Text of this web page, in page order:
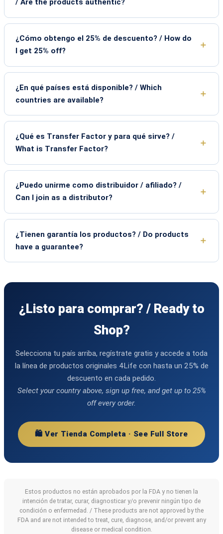
/ Are the products authentic?
¿Cómo obtengo el 25% de descuento? / How do
I get 25% off?
¿En qué países está disponible? / Which
countries are available?
¿Qué es Transfer Factor y para qué sirve? /
What is Transfer Factor?
¿Puedo unirme como distribuidor / afiliado? /
Can I join as a distributor?
¿Tienen garantía los productos? / Do products
have a guarantee?
¿Listo para comprar? / Ready to
Shop?
Selecciona tu país arriba, regístrate gratis y accede a toda
la línea de productos originales 4Life con hasta un 25% de
descuento en cada pedido.
Select your country above, sign up free, and get up to 25%
off every order.
🛍️ Ver Tienda Completa · See Full Store
Estos productos no están aprobados por la FDA y no tienen la
intención de tratar, curar, diagnosticar y/o prevenir ningún tipo de
condición o enfermedad. / These products are not approved by the
FDA and are not intended to treat, cure, diagnose, and/or prevent any
disease or medical condition.